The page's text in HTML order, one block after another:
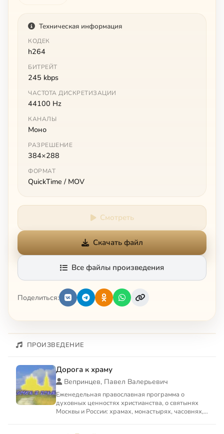
Техническая информация
КОДЕК
h264
БИТРЕЙТ
245 kbps
ЧАСТОТА ДИСКРЕТИЗАЦИИ
44100 Hz
КАНАЛЫ
Моно
РАЗРЕШЕНИЕ
384×288
ФОРМАТ
QuickTime / MOV
Смотреть
Скачать файл
Все файлы произведения
Поделиться:
ПРОИЗВЕДЕНИЕ
Дорога к храму
Вепринцев, Павел Валерьевич
Еженедельная православная программа о
духовных ценностях христианства, о святынях
Москвы и России: храмах, монастырях, часовнях,